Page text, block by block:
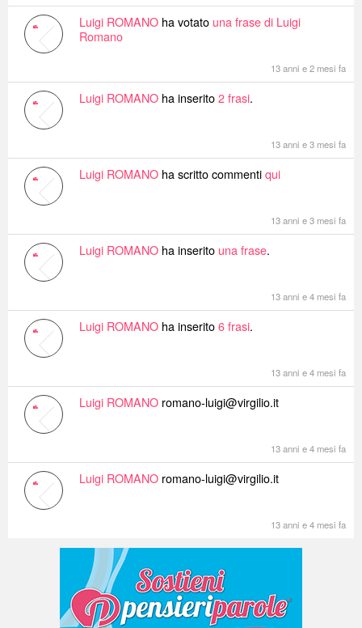
Luigi ROMANO ha votato una frase di Luigi
Romano
13 anni e 2 mesi fa
Luigi ROMANO ha inserito2 frasi.
13 anni e 3 mesi fa
Luigi ROMANO ha scritto commentiqui
13 anni e 3 mesi fa
Luigi ROMANO ha inserito una frase.
13 anni e 4 mesi fa
Luigi ROMANO ha inserito6 frasi.
13 anni e 4 mesi fa
Luigi ROMANO romano-luigi@virgilio.it
13 anni e 4 mesi fa
Luigi ROMANO romano-luigi@virgilio.it
13 anni e 4 mesi fa